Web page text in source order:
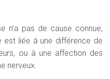
n’a pas de cause connue,
est liée à une différence de
ou à une affection des
nerveux.